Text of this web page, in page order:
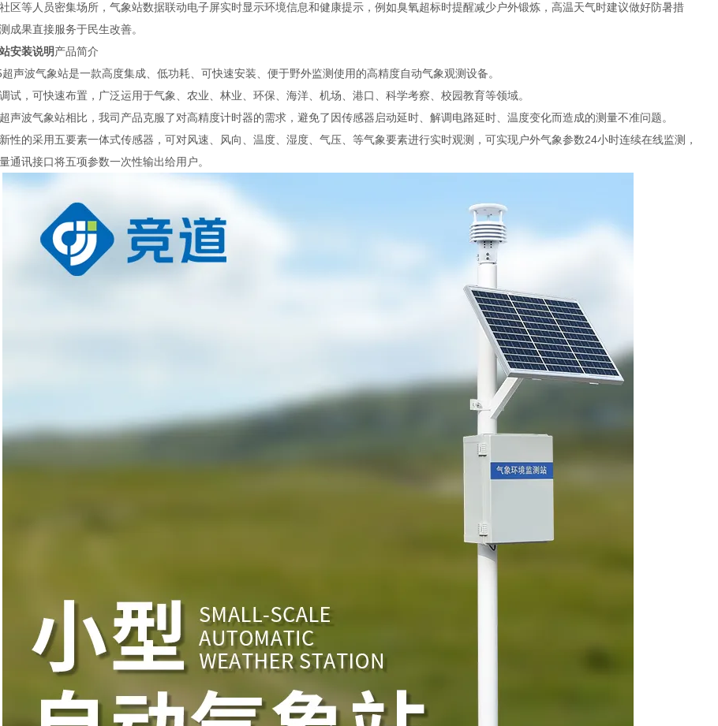
区等人员密集场所，气象站数据联动电子屏实时显示环境信息和健康提示，例如臭氧超标时提醒减少户外锻炼，高温天气时建议做好防暑措
成果直接服务于民生改善。
安装说明产品简介
波气象站是一款高度集成、低功耗、可快速安装、便于野外监测使用的高精度自动气象观测设备。
，可快速布置，广泛运用于气象、农业、林业、环保、海洋、机场、港口、科学考察、校园教育等领域。
波气象站相比，我司产品克服了对高精度计时器的需求，避免了因传感器启动延时、解调电路延时、温度变化而造成的测量不准问题。
的采用五要素一体式传感器，可对风速、风向、温度、湿度、气压、等气象要素进行实时观测，可实现户外气象参数24小时连续在线监测，
讯接口将五项参数一次性输出给用户。